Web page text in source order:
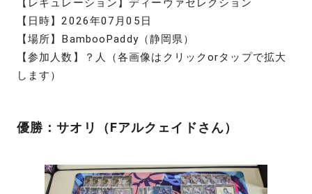
【日時】2026年07月05日
【場所】BambooPaddy（静岡県）
【参加人数】？人（各画像はクリックorタップで拡大
します）
優勝：サオリ（Fアルクェイドさん）